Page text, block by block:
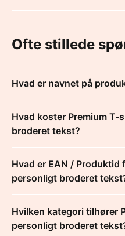
Ofte stillede
Hvad er navnet på
Hvad koster Premium T-
broderet tekst?
Hvad er EAN / Produktid
personligt broderet
Hvilken kategori tilhører
personligt broderet